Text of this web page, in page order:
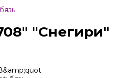
"Снегири"